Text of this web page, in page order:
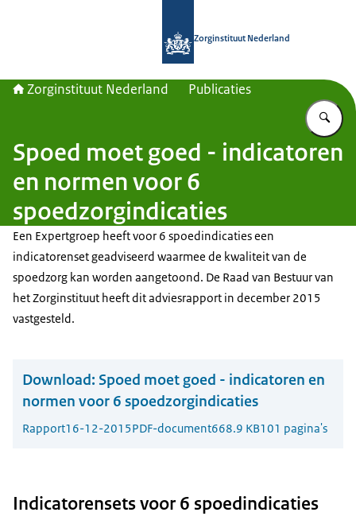
Zorginstituut Nederland
Zorginstituut Nederland Publicaties
Spoed moet goed - indicatoren
en normen voor 6
spoedzorgindicaties
Een Expertgroep heeft voor 6 spoedindicaties een
indicatorenset geadviseerd waarmee de kwaliteit van de
spoedzorg kan worden aangetoond. De Raad van Bestuur van
het Zorginstituut heeft dit adviesrapport in december 2015
vastgesteld.
Download: Spoed moet goed - indicatoren en
normen voor 6 spoedzorgindicaties
Rapport16-12-2015PDF-document668.9 KB101 pagina's
Indicatorensets voor 6 spoedindicaties